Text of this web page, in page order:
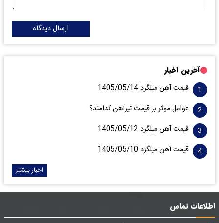
ارسال دیدگاه
آخرین اخبار
قیمت آهن میلگرد 1405/05/14
عوامل موثر بر قیمت تیرآهن کدامند؟
قیمت آهن میلگرد 1405/05/12
قیمت آهن میلگرد 1405/05/10
اخبار بیشتر
اطلاعات تماس